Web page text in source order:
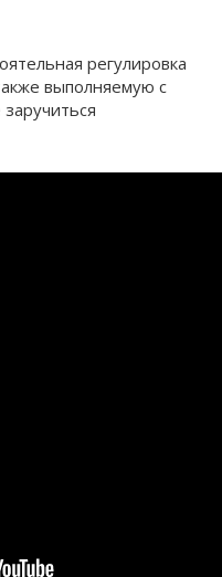
регулировка
выполняемую с